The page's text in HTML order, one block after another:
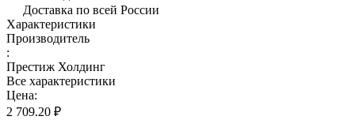
Доставка по всей России
Характеристики
Производитель
:
Престиж Холдинг
Все характеристики
Цена:
2 709.20 ₽